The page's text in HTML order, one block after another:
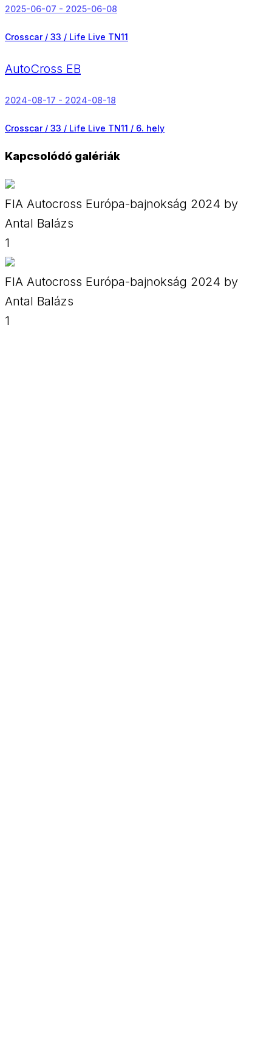
2025-06-07 - 2025-06-08
Crosscar / 33 / Life Live TN11
AutoCross EB
2024-08-17 - 2024-08-18
Crosscar / 33 / Life Live TN11 / 6. hely
Kapcsolódó galériák
FIA Autocross Európa-bajnokság 2024 by
Antal Balázs
1
FIA Autocross Európa-bajnokság 2024 by
Antal Balázs
1